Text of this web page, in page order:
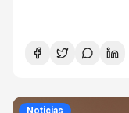
Noticias